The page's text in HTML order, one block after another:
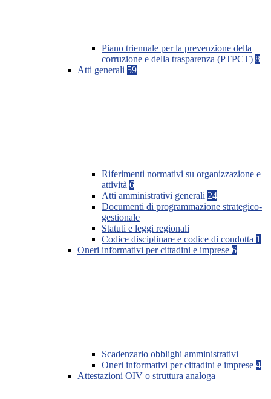
Piano triennale per la prevenzione della
corruzione e della trasparenza (PTPCT) 8
Atti generali 59
Riferimenti normativi su organizzazione e
attività 6
Atti amministrativi generali 24
Documenti di programmazione strategico-
gestionale
Statuti e leggi regionali
Codice disciplinare e codice di condotta 1
Oneri informativi per cittadini e imprese 6
Scadenzario obblighi amministrativi
Oneri informativi per cittadini e imprese 4
Attestazioni OIV o struttura analoga